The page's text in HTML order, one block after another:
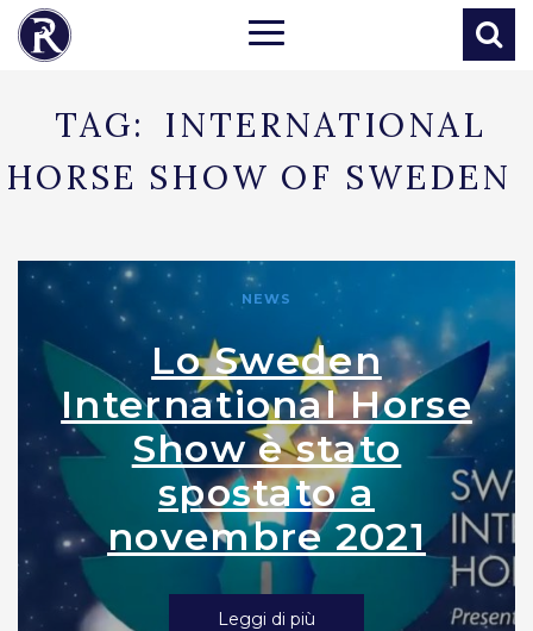
TAG:
INTERNATIONAL
HORSE SHOW OF SWEDEN
NEWS
Lo Sweden
International Horse
Show è stato
spostato a
novembre 2021
Leggi di più